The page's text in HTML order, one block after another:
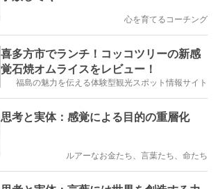
心を育てるコーチング
喜多方市でランチ！コッコツリーの新感
覚石焼オムライスをレビュー！
福島の魅力を伝える体験型観光スポット情報サイト
思考と実体：感覚による目的の重層化
ルアーなお金たち、言葉たち、命たち